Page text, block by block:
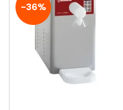
-36%